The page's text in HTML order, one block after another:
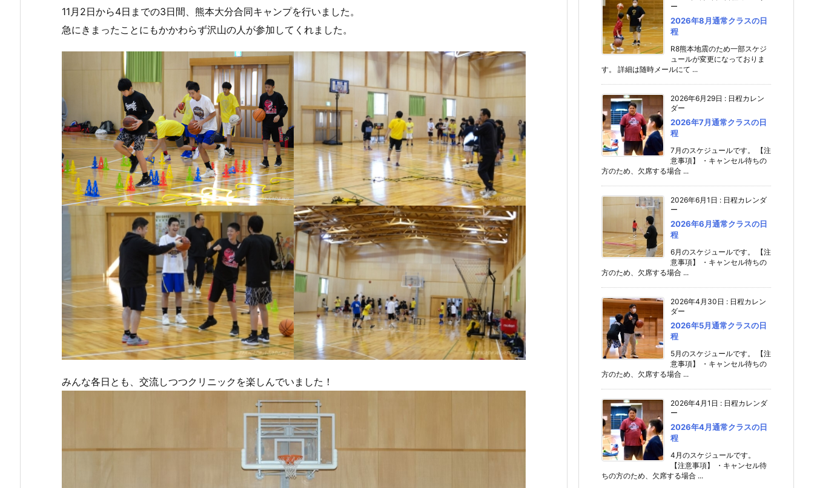
11月2日から4日までの3日間、熊本大分合同キャンプを行いました。
急にきまったことにもかかわらず沢山の人が参加してくれました。
みんな各日とも、交流しつつクリニックを楽しんでいました！
ー
2026年8月通常クラスの日
程
R8熊本地震のため一部スケジ
ュールが変更になっておりま
す。 詳細は随時メールにて ...
2026年6月29日 : 日程カレン
ダー
2026年7月通常クラスの日
程
7月のスケジュールです。 【注
意事項】 ・キャンセル待ちの
方のため、欠席する場合 ...
2026年6月1日 : 日程カレンダ
ー
2026年6月通常クラスの日
程
6月のスケジュールです。 【注
意事項】 ・キャンセル待ちの
方のため、欠席する場合 ...
2026年4月30日 : 日程カレン
ダー
2026年5月通常クラスの日
程
5月のスケジュールです。 【注
意事項】 ・キャンセル待ちの
方のため、欠席する場合 ...
2026年4月1日 : 日程カレンダ
ー
2026年4月通常クラスの日
程
4月のスケジュールです。
【注意事項】 ・キャンセル待
ちの方のため、欠席する場合 ...